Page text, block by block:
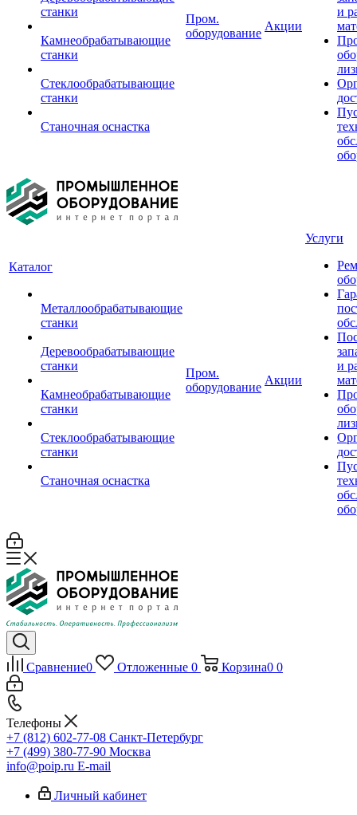
станки
Камнеобрабатывающие
станки
Стеклообрабатывающие
станки
Станочная оснастка
Пром.
оборудование
Акции
и
Каталог
Металлообрабатывающие
станки
Деревообрабатывающие
станки
Камнеобрабатывающие
станки
Стеклообрабатывающие
станки
Станочная оснастка
Пром.
оборудование
Акции
Услуги
и
Сравнение0 Отложенные 0 Корзина0 0
Телефоны
+7 (812) 602-77-08 Санкт-Петербург
+7 (499) 380-77-90 Москва
info@poip.ru E-mail
Личный кабинет